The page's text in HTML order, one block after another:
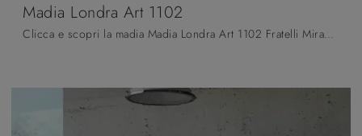
Madia Londra Art 1102
Clicca e scopri la madia Madia Londra Art 1102 Fratelli Mirandola: se desideri mobili in legno laccato per stanze moderne, questa è la soluzione ...